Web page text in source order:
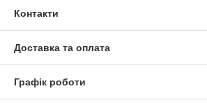
Контакти
Доставка та оплата
Графік роботи